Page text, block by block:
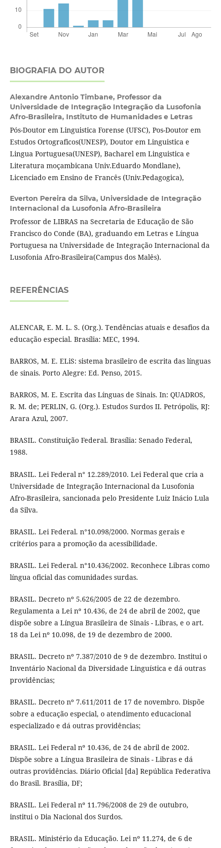
BIOGRAFIA DO AUTOR
Alexandre Antonio Timbane, Professor da
Universidade de Integração Integração da Lusofonia
Afro-Brasileira, Instituto de Humanidades e Letras
Pós-Doutor em Linguistica Forense (UFSC), Pos-Doutor em
Estudos Ortograficos(UNESP), Doutor em Linguistica e
Lingua Portuguesa(UNESP), Bacharel em Linguistica e
Literatura moçambicana Univ.Eduardo Mondlane),
Licenciado em Ensino de Francês (Univ.Pedagogica),
Everton Pereira da Silva, Universidade de Integração
Internacional da Lusofonia Afro-Brasileira
Professor de LIBRAS na Secretaria de Educação de São
Francisco do Conde (BA), graduando em Letras e Língua
Portuguesa na Universidade de Integração Internacional da
Lusofonia Afro-Brasileira(Campus dos Malês).
REFERÊNCIAS
ALENCAR, E. M. L. S. (Org.). Tendências atuais e desafios da
educação especial. Brasília: MEC, 1994.
BARROS, M. E. ELiS: sistema brasileiro de escrita das línguas
de sinais. Porto Alegre: Ed. Penso, 2015.
BARROS, M. E. Escrita das Línguas de Sinais. In: QUADROS,
R. M. de; PERLIN, G. (Org.). Estudos Surdos II. Petrópolis, RJ:
Arara Azul, 2007.
BRASIL. Constituição Federal. Brasília: Senado Federal,
1988.
BRASIL. Lei Federal n° 12.289/2010. Lei Federal que cria a
Universidade de Integração Internacional da Lusofonia
Afro-Brasileira, sancionada pelo Presidente Luiz Inácio Lula
da Silva.
BRASIL. Lei Federal. n°10.098/2000. Normas gerais e
critérios para a promoção da acessibilidade.
BRASIL. Lei Federal. n°10.436/2002. Reconhece Libras como
língua oficial das comunidades surdas.
BRASIL. Decreto nº 5.626/2005 de 22 de dezembro.
Regulamenta a Lei nº 10.436, de 24 de abril de 2002, que
dispõe sobre a Língua Brasileira de Sinais - Libras, e o art.
18 da Lei nº 10.098, de 19 de dezembro de 2000.
BRASIL. Decreto nº 7.387/2010 de 9 de dezembro. Institui o
Inventário Nacional da Diversidade Linguística e dá outras
providências;
BRASIL. Decreto nº 7.611/2011 de 17 de novembro. Dispõe
sobre a educação especial, o atendimento educacional
especializado e dá outras providências;
BRASIL. Lei Federal nº 10.436, de 24 de abril de 2002.
Dispõe sobre a Língua Brasileira de Sinais - Libras e dá
outras providências. Diário Oficial [da] República Federativa
do Brasil. Brasília, DF;
BRASIL. Lei Federal nº 11.796/2008 de 29 de outubro,
institui o Dia Nacional dos Surdos.
BRASIL. Ministério da Educação. Lei nº 11.274, de 6 de